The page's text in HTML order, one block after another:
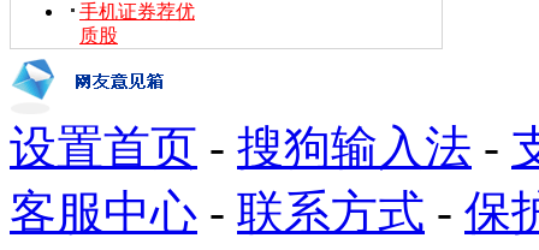
手机证券荐优
质股
设置首页 - 搜狗输入法 -
客服中心 - 联系方式 - 保